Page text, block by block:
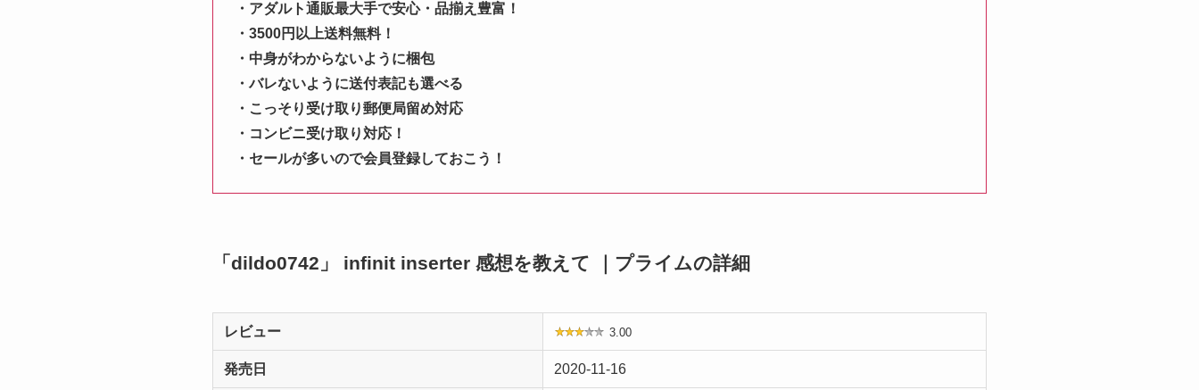
・アダルト通販最大手で安心・品揃え豊富！
・3500円以上送料無料！
・中身がわからないように梱包
・バレないように送付表記も選べる
・こっそり受け取り郵便局留め対応
・コンビニ受け取り対応！
・セールが多いので会員登録しておこう！
「dildo0742」 infinit inserter 感想を教えて ｜プライムの詳細
レビュー 3.00
発売日 2020-11-16